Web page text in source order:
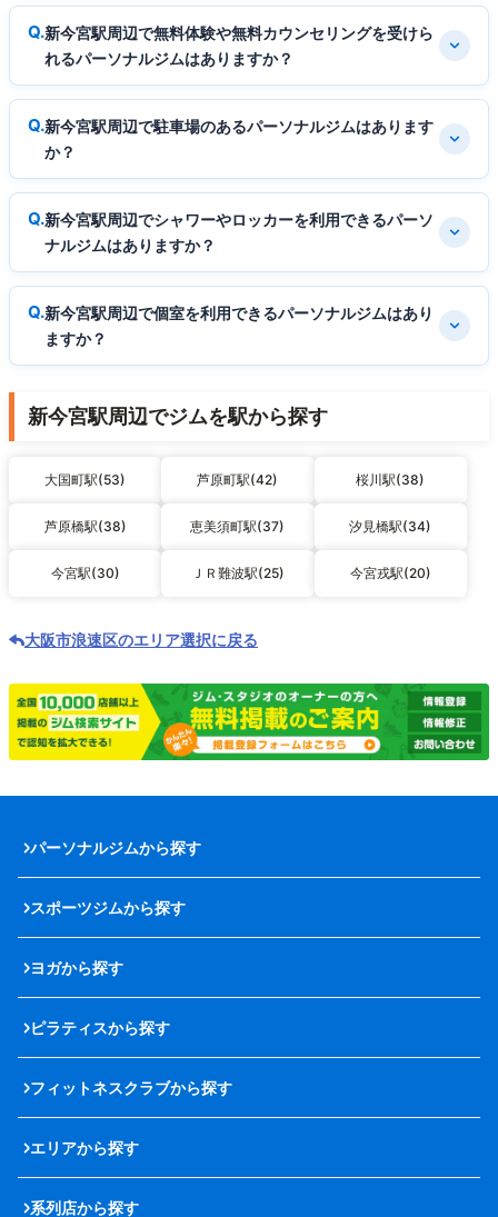
新今宮駅周辺で無料体験や無料カウンセリングを受けら
れるパーソナルジムはありますか？
新今宮駅周辺で駐車場のあるパーソナルジムはあります
か？
新今宮駅周辺でシャワーやロッカーを利用できるパーソ
ナルジムはありますか？
新今宮駅周辺で個室を利用できるパーソナルジムはあり
ますか？
新今宮駅周辺でジムを駅から探す
大国町駅(53) 芦原町駅(42) 桜川駅(38)
芦原橋駅(38) 恵美須町駅(37) 汐見橋駅(34)
今宮駅(30) ＪＲ難波駅(25) 今宮戎駅(20)
大阪市浪速区のエリア選択に戻る
パーソナルジムから探す
スポーツジムから探す
ヨガから探す
ピラティスから探す
フィットネスクラブから探す
エリアから探す
系列店から探す